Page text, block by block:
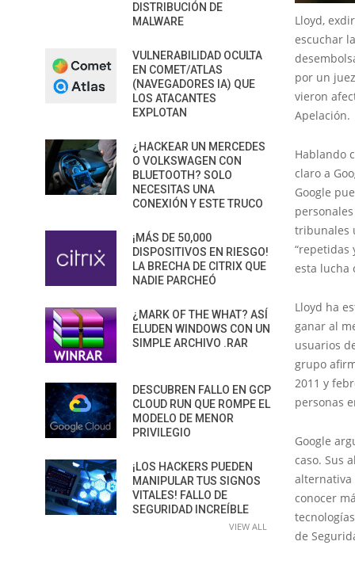
Lloyd,
escuchar
por un
vieron
Apelación.
Hablando
claro a
Google
tribunales
“repetidas
esta lucha
Lloyd ha
ganar al
usuarios
grupo
2011 y
personas
Google
caso. Sus
alternativa
conocer
de
DISTRIBUCIÓN DE
MALWARE
VULNERABILIDAD OCULTA
EN COMET/ATLAS
(NAVEGADORES IA) QUE
LOS ATACANTES
EXPLOTAN
¿HACKEAR UN MERCEDES
O VOLKSWAGEN CON
BLUETOOTH? SOLO
NECESITAS UNA
CONEXIÓN Y ESTE TRUCO
¡MÁS DE 50,000
DISPOSITIVOS EN RIESGO!
LA BRECHA DE CITRIX QUE
NADIE PARCHEÓ
¿MARK OF THE WHAT? ASÍ
ELUDEN WINDOWS CON UN
SIMPLE ARCHIVO .RAR
DESCUBREN FALLO EN GCP
CLOUD RUN QUE ROMPE EL
MODELO DE MENOR
PRIVILEGIO
¡LOS HACKERS PUEDEN
MANIPULAR TUS SIGNOS
VITALES! FALLO DE
SEGURIDAD INCREÍBLE
VIEW ALL